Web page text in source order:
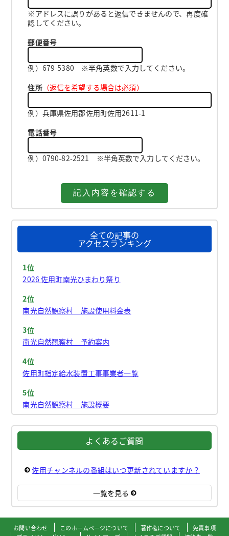
※アドレスに誤りがあると返信できませんので、再度確
認してください。
郵便番号
例）679-5380 ※半角英数で入力してください。
住所（返信を希望する場合は必須）
例）兵庫県佐用郡佐用町佐用2611-1
電話番号
例）0790-82-2521 ※半角英数で入力してください。
全ての記事の
アクセスランキング
1位
2026 佐用町南光ひまわり祭り
2位
南光自然観察村 施設使用料金表
3位
南光自然観察村 予約案内
4位
佐用町指定給水装置工事事業者一覧
5位
南光自然観察村 施設概要
よくあるご質問
佐用チャンネルの番組はいつ更新されていますか？
一覧を見る
お問い合わせ このホームページについて 著作権について
免責事項